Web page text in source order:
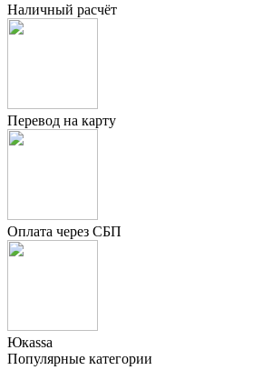
Наличный расчёт
Перевод на карту
Оплата через СБП
Юкаssа
Популярные категории